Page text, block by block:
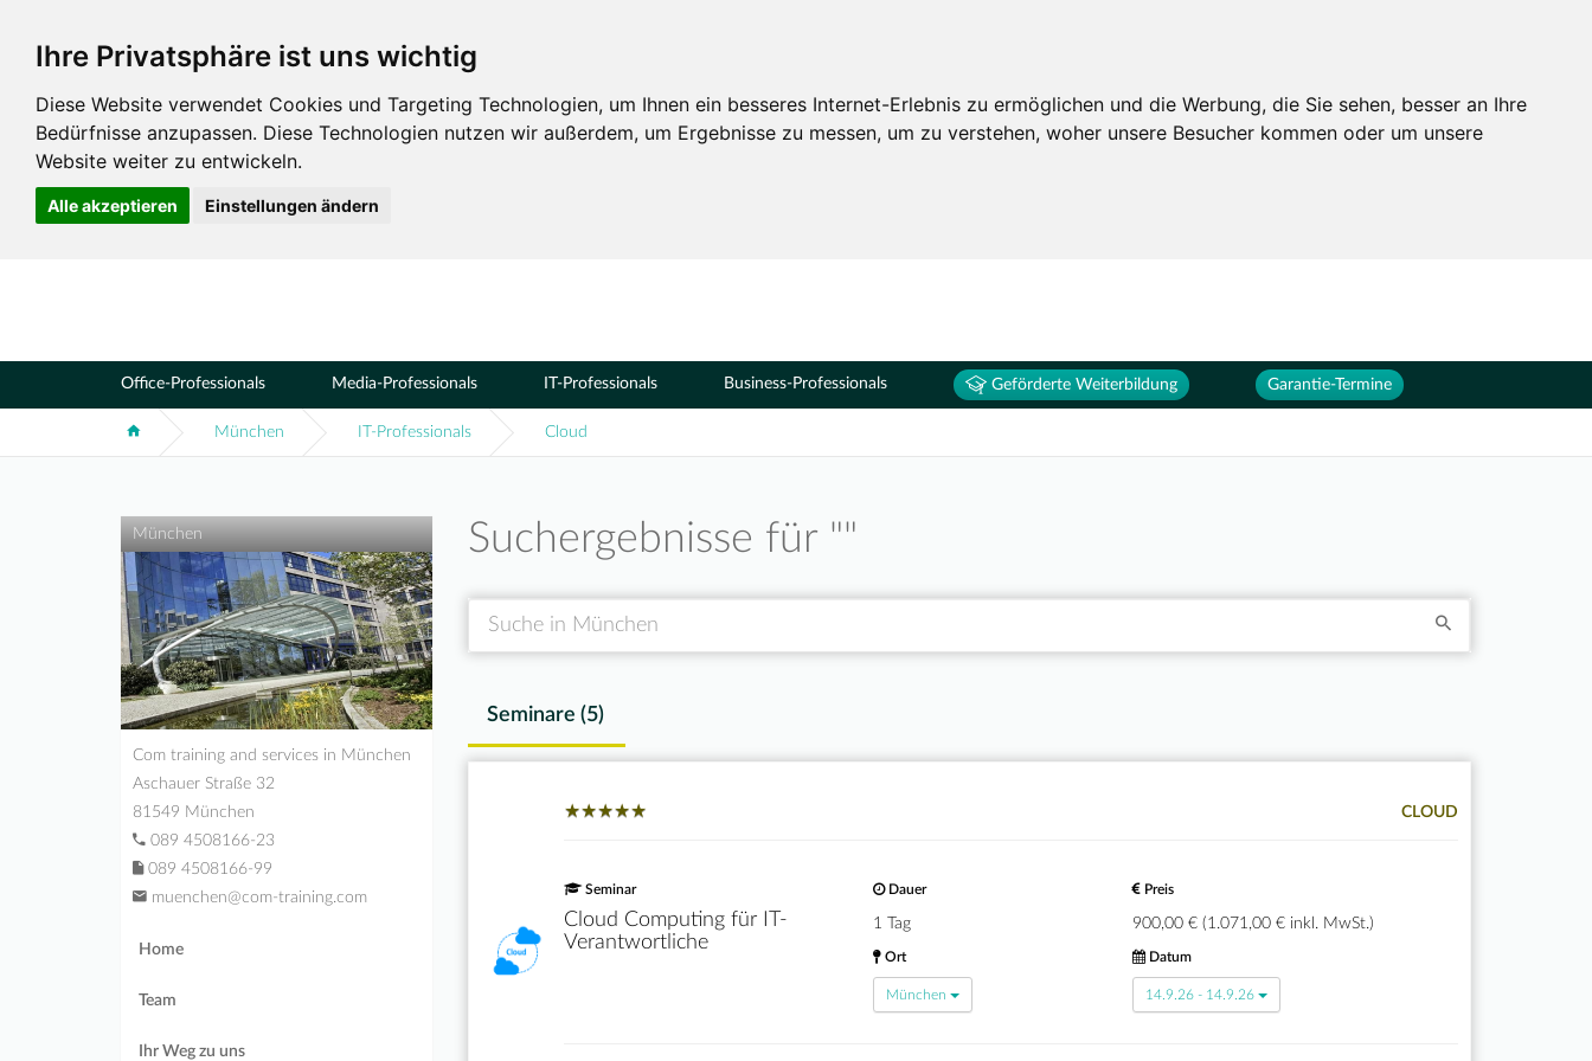
Ihre Privatsphäre ist uns wichtig
Diese Website verwendet Cookies und Targeting Technologien, um Ihnen ein besseres Internet-Erlebnis zu ermöglichen und die Werbung, die Sie sehen, besser an Ihre
Bedürfnisse anzupassen. Diese Technologien nutzen wir außerdem, um Ergebnisse zu messen, um zu verstehen, woher unsere Besucher kommen oder um unsere
Website weiter zu entwickeln.
Alle akzeptieren Einstellungen ändern
Standorte
München
Office-Professionals Media-Professionals IT-Professionals Business-Professionals Geförderte Weiterbildung Garantie-Termine
München IT-Professionals Cloud
Suchergebnisse für ""
Seminare (5)
★★★★★
★★★★★ CLOUD
Seminar
Cloud Computing für IT-
Verantwortliche
Dauer
1 Tag
Preis
900,00 € (1.071,00 € inkl. MwSt.)
Ort
München
Datum
14.9.26 - 14.9.26
München
Com training and services in München
Aschauer Straße 32
81549 München
089 4508166-23
089 4508166-99
muenchen@com-training.com
Home
Team
Ihr Weg zu uns